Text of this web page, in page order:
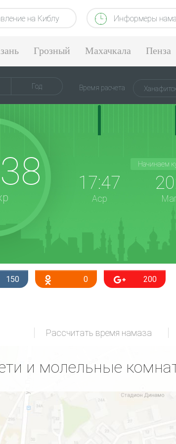
Информеры
на Киблу
Грозный Махачкала Пенза
Год Время расчета
17:47
Аср
Начинаем
150 0 200
Рассчитать время намаза
и молельные